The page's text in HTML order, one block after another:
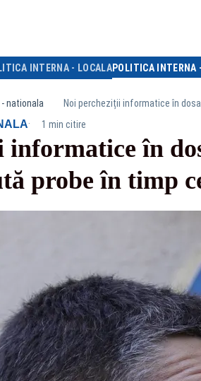
INTERNA - LOCALAPOLITICA INTERNA
nationala Noi percheziții informatice în
· 1 min citire
informatice în
probe în timp